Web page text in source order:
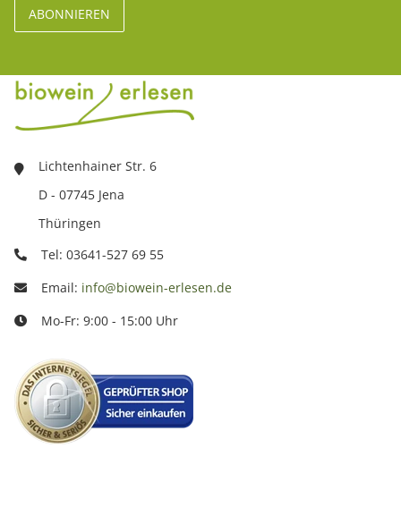
Lichtenhainer Str. 6
D - 07745 Jena
Thüringen
Tel: 03641-527 69 55
Email: info@biowein-erlesen.de
Mo-Fr: 9:00 - 15:00 Uhr